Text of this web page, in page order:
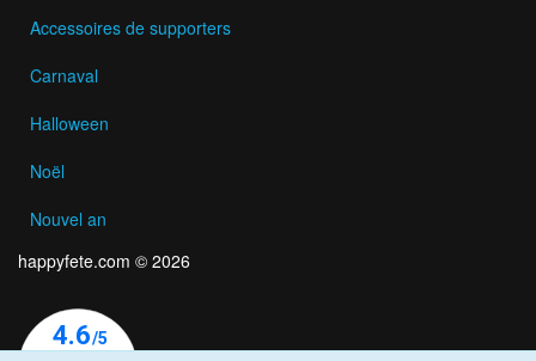
Accessoires de supporters
Carnaval
Halloween
Noël
Nouvel an
happyfete.com © 2026